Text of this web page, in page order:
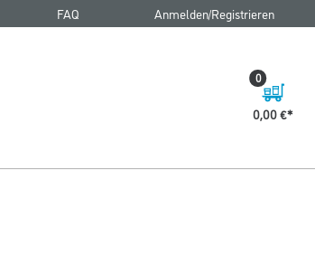
FAQ Anmelden/Registrieren
0,00 €
0